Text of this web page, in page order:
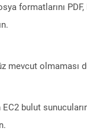
PDF,
mevcut olmaması
bulut